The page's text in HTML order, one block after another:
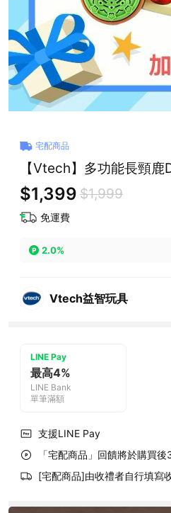
宅配商品
【Vtech】多功能長頸鹿
$1,399 $1,999
免運費
2.0%
Vtech益智玩具
LINE Pay
最高4%
LINE Bank
單筆滿額
支援LINE Pay
「宅配商品」回饋將於購買
[宅配商品]由收禮者自行填寫